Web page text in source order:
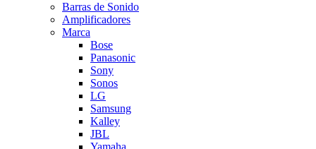
Barras de Sonido
Amplificadores
Marca
Bose
Panasonic
Sony
Sonos
LG
Samsung
Kalley
JBL
Yamaha